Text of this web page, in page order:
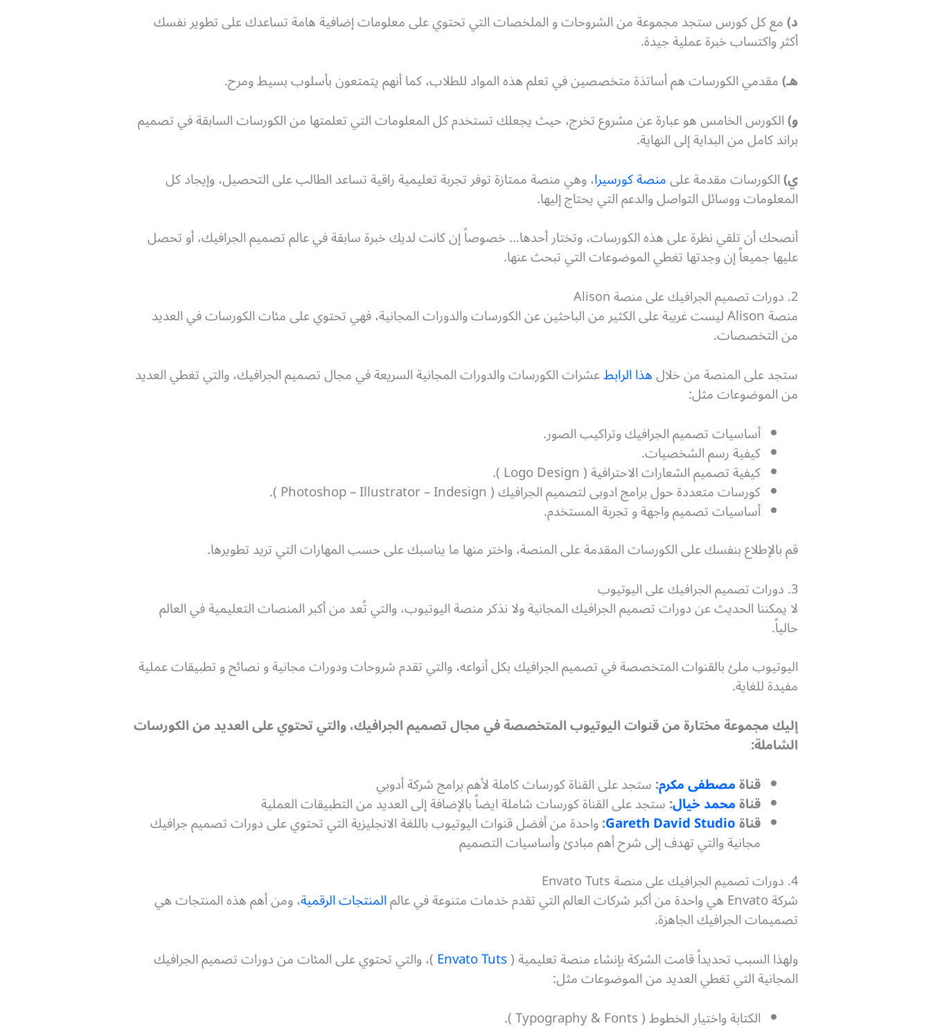
د)مع كل كورس ستجد مجموعة من الشروحات و الملخصات التي تحتوي على معلومات إضافية هامة تساعدك على تطوير نفسك
أكثر واكتساب خبرة عملية جيدة.
هـ)مقدمي الكورسات هم أساتذة متخصصين في تعلم هذه المواد للطلاب، كما أنهم يتمتعون بأسلوب بسيط ومرح.
و)الكورس الخامس هو عبارة عن مشروع تخرج، حيث يجعلك تستخدم كل المعلومات التي تعلمتها من الكورسات السابقة في تصميم
براند كامل من البداية إلى النهاية.
ي)الكورسات مقدمة علىمنصة كورسيرا، وهي منصة ممتازة توفر تجربة تعليمية راقية تساعد الطالب على التحصيل، وإيجاد كل
المعلومات ووسائل التواصل والدعم التي يحتاج إليها.
أنصحك أن تلقي نظرة على هذه الكورسات، وتختار أحدها… خصوصاً إن كانت لديك خبرة سابقة في عالم تصميم الجرافيك، أو تحصل
عليها جميعاً إن وجدتها تغطي الموضوعات التي تبحث عنها.
2. دورات تصميم الجرافيك على منصة Alison
منصة Alison ليست غريبة على الكثير من الباحثين عن الكورسات والدورات المجانية، فهي تحتوي على مئات الكورسات في العديد
من التخصصات.
ستجد على المنصة من خلالهذا الرابطعشرات الكورسات والدورات المجانية السريعة في مجال تصميم الجرافيك، والتي تغطي العديد
من الموضوعات مثل:
أساسيات تصميم الجرافيك وتراكيب الصور.
كيفية رسم الشخصيات.
كيفية تصميم الشعارات الاحترافية ( Logo Design ).
كورسات متعددة حول برامج ادوبى لتصميم الجرافيك ( Photoshop – Illustrator – Indesign ).
أساسيات تصميم واجهة و تجربة المستخدم.
قم بالإطلاع بنفسك على الكورسات المقدمة على المنصة، واختر منها ما يناسبك على حسب المهارات التي تريد تطويرها.
3. دورات تصميم الجرافيك على اليوتيوب
لا يمكننا الحديث عن دورات تصميم الجرافيك المجانية ولا نذكر منصة اليوتيوب، والتي تُعد من أكبر المنصات التعليمية في العالم
حالياً.
اليوتيوب ملئ بالقنوات المتخصصة في تصميم الجرافيك بكل أنواعه، والتي تقدم شروحات ودورات مجانية و نصائح و تطبيقات عملية
مفيدة للغاية.
إليك مجموعة مختارة من قنوات اليوتيوب المتخصصة في مجال تصميم الجرافيك، والتي تحتوي على العديد من الكورسات
الشاملة:
قناةمصطفى مكرم:ستجد على القناة كورسات كاملة لأهم برامج شركة أدوبي
قناةمحمد خيال:ستجد على القناة كورسات شاملة ايضاً بالإضافة إلى العديد من التطبيقات العملية
قناةGareth David Studio
:واحدة من أفضل قنوات اليوتيوب باللغة الانجليزية التي تحتوي على دورات تصميم جرافيك
مجانية والتي تهدف إلى شرح أهم مبادئ وأساسيات التصميم
4. دورات تصميم الجرافيك على منصة Envato Tuts
شركة Envato هي واحدة من أكبر شركات العالم التي تقدم خدمات متنوعة في عالم المنتجات الرقمية، ومن أهم هذه المنتجات هي
تصميمات الجرافيك الجاهزة.
ولهذا السبب تحديداً قامت الشركة بإنشاء منصة تعليمية (Envato Tuts)، والتي تحتوي على المئات من دورات تصميم الجرافيك
المجانية التي تغطي العديد من الموضوعات مثل:
الكتابة واختيار الخطوط ( Typography & Fonts ).